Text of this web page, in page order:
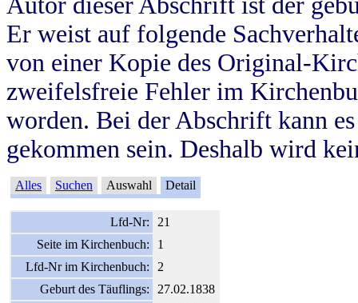
Er weist auf folgende
von einer Kopie des Original-
zweifelsfreie Fehler im
worden. Bei der Abschrift kann
gekommen sein. Deshalb wird
Alles Suchen Auswahl Detail
Lfd-Nr:
21
Seite im Kirchenbuch:
1
Lfd-Nr im Kirchenbuch:
2
Geburt des Täuflings:
27.02.1838